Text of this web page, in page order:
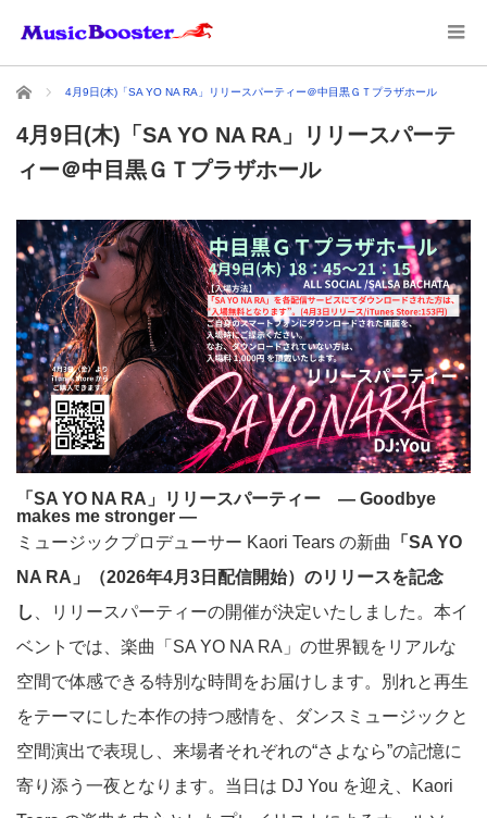
ホーム 4月9日(木)「SA YO NA RA」リリースパーティー＠中目黒ＧＴプラザホール
4月9日(木)「SA YO NA RA」リリースパーテ
ィー＠中目黒ＧＴプラザホール
「SA YO NA RA」リリースパーティー — Goodbye
makes me stronger —
ミュージックプロデューサー Kaori Tears の新曲
「SA YO
NA RA」（2026年4月3日配信開始）のリリースを記念
し
、リリースパーティーの開催が決定いたしました。 本イ
ベントでは、楽曲「SA YO NA RA」の世界観をリアルな
空間で体感できる特別な時間をお届けします。別れと再生
をテーマにした本作の持つ感情を、ダンスミュージックと
空間演出で表現し、来場者それぞれの“さよなら”の記憶に
寄り添う一夜となります。 当日は DJ You を迎え、Kaori